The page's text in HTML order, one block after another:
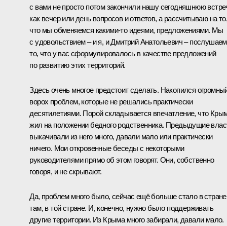
с вами не просто потом закончили нашу сегодняшнюю
как вечер или день вопросов и ответов, а рассчитываю на то,
что мы обменяемся какими‑то идеями, предложениями. Мы
с удовольствием – и я, и Дмитрий Анатольевич – послушаем
то, что у вас сформулировалось в качестве предложений
по развитию этих территорий.
Здесь очень многое предстоит сделать. Накопился
ворох проблем, которые не решались практически
десятилетиями. Порой складывается впечатление, что
жил на положении бедного родственника. Предыдущие
выкачивали из него много, давали мало или практически
ничего. Мои откровенные беседы с некоторыми
руководителями прямо об этом говорят. Они, собственно
говоря, и не скрывают.
Да, проблем много было, сейчас ещё больше стало в
там, в той стране. И, конечно, нужно было поддерживать
другие территории. Из Крыма много забирали, давали мало.